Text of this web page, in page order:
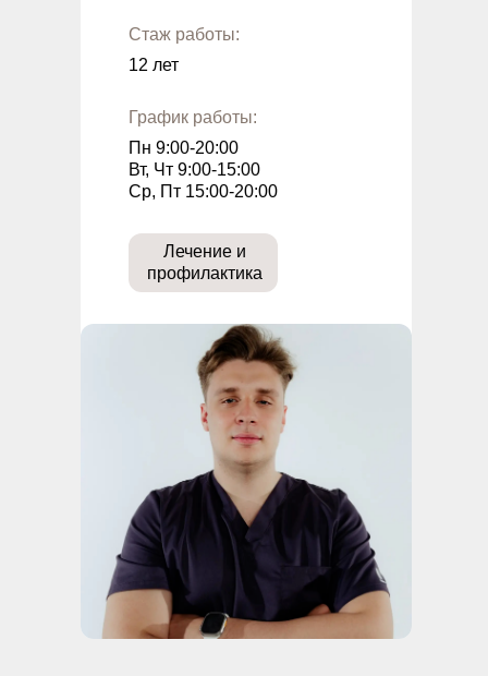
Лечение и
профилактика
Стаж работы:
12 лет
График работы:
Пн 9:00-20:00
Вт, Чт 9:00-15:00
Ср, Пт 15:00-20:00